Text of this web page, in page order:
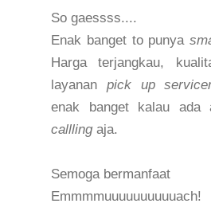
So gaessss....
Enak banget to punya
Harga terjangkau,
layanan pick up
enak banget kalau ada
calllingaja.
Semoga bermanfaat
Emmmmuuuuuuuuuuach!